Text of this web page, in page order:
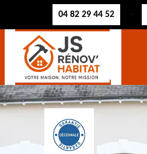
04 82 29 44 52 -